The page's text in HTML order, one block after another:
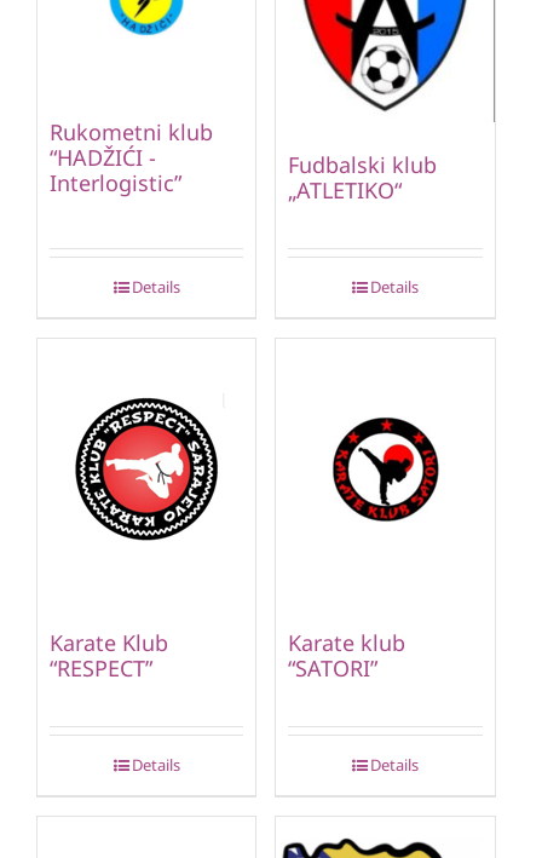
Rukometni klub
“HADŽIĆI -
Interlogistic”
Details
Fudbalski klub
„ATLETIKO“
Details
Karate Klub
“RESPECT”
Details
Karate klub
“SATORI”
Details